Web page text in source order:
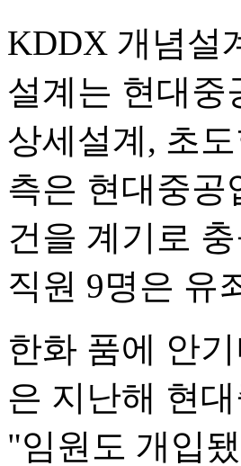
KDDX 개념설
설계는 현대중
상세설계, 초
측은 현대중공
건을 계기로
직원 9명은 유
한화 품에 안
은 지난해 현
"임원도 개입